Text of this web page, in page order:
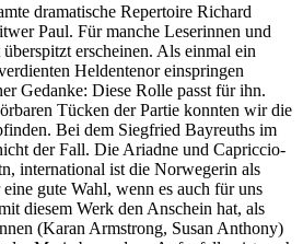
dramatische Repertoire Richard
Paul. Für manche Leserinnen und
erscheinen. Als einmal ein
Heldentenor einspringen
Gedanke: Diese Rolle passt für ihn.
Tücken der Partie konnten wir die
Bei dem Siegfried Bayreuths im
der Fall. Die Ariadne und Capriccio-
international ist die Norwegerin als
gute Wahl, wenn es auch für uns
diesem Werk den Anschein hat, als
(Karan Armstrong, Susan Anthony)